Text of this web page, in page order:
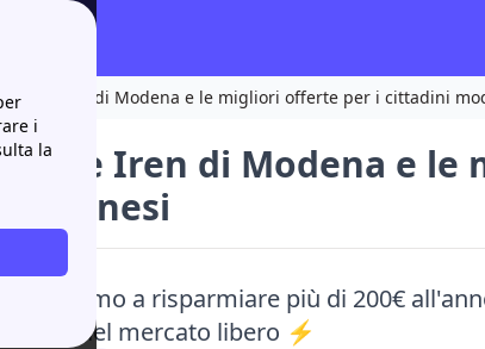
i
la
store Iren di Modena e le migliori offerte per i cittadini
store Iren di Modena e
ti aiutiamo a risparmiare più di 200€
offerte del mercato libero ⚡